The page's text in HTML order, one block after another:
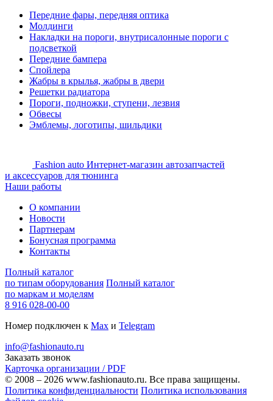
Передние фары, передняя оптика
Молдинги
Накладки на пороги, внутрисалонные пороги с
подсветкой
Передние бампера
Спойлера
Жабры в крылья, жабры в двери
Решетки радиатора
Пороги, подножки, ступени, лезвия
Обвесы
Эмблемы, логотипы, шильдики
Fashion auto Интернет-магазин автозапчастей
и аксессуаров для тюнинга
Наши работы
О компании
Новости
Партнерам
Бонусная программа
Контакты
Полный каталог
по типам оборудования Полный каталог
по маркам и моделям
8 916 028-00-00
Номер подключен к Max и Telegram
info@fashionauto.ru
Заказать звонок
Карточка организации / PDF
© 2008 – 2026 www.fashionauto.ru. Все права защищены.
Политика конфиденциальности Политика использования